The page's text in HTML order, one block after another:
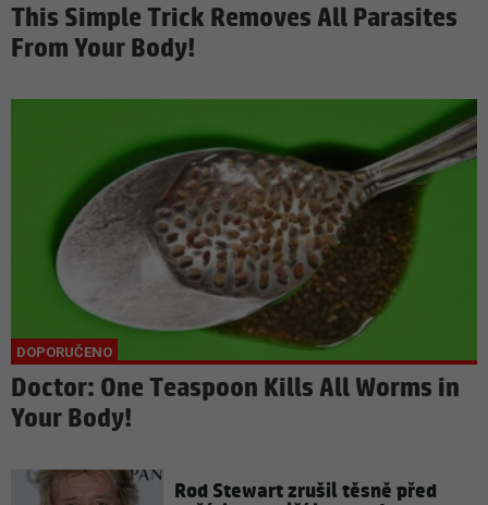
This Simple Trick Removes All Parasites
From Your Body!
Doctor: One Teaspoon Kills All Worms in
Your Body!
Rod Stewart zrušil těsně před